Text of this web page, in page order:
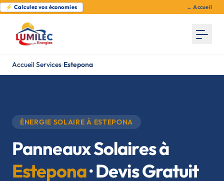
⚡ Calculez vos économies ← Accueil
Accueil›Services›Estepona
ÉNERGIE SOLAIRE À ESTEPONA
Panneaux Solaires à
Estepona· Devis Gratuit